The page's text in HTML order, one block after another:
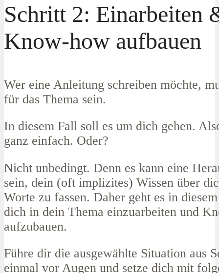
Schritt 2: Einarbeiten
Know-how aufbauen
Wer eine Anleitung schreiben möchte,
für das Thema sein.
In diesem Fall soll es um dich gehen.
ganz einfach. Oder?
Nicht unbedingt. Denn es kann eine
sein, dein (oft implizites) Wissen über
Worte zu fassen. Daher geht es in
dich in dein Thema einzuarbeiten und
aufzubauen.
Führe dir die ausgewählte Situation aus
einmal vor Augen und setze dich mit